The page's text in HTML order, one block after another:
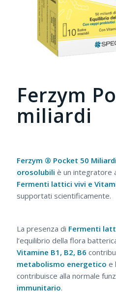
Ferzym
miliardi
Ferzym ® Pocket 50
orosolubili è un integratore
Fermenti lattici vivi e
supportati scientificamente.
La presenza di Fermenti
l’equilibrio della flora
Vitamine B1, B2, B6
metabolismo energetico e
contribuisce alla normale
immunitario.